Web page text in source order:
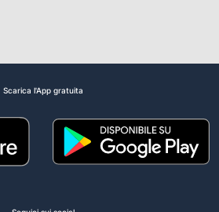
Scarica l'App gratuita